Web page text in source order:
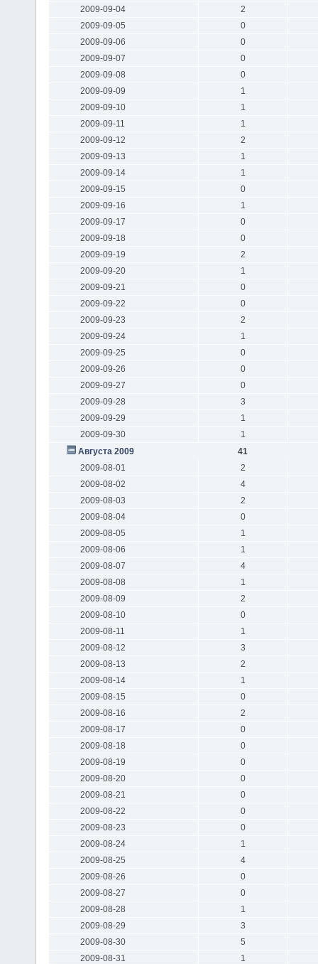
2009-09-04
2
2009-09-05
0
2009-09-06
0
2009-09-07
0
2009-09-08
0
2009-09-09
1
2009-09-10
1
2009-09-11
1
2009-09-12
2
2009-09-13
1
2009-09-14
1
2009-09-15
0
2009-09-16
1
2009-09-17
0
2009-09-18
0
2009-09-19
2
2009-09-20
1
2009-09-21
0
2009-09-22
0
2009-09-23
2
2009-09-24
1
2009-09-25
0
2009-09-26
0
2009-09-27
0
2009-09-28
3
2009-09-29
1
2009-09-30
1
Августа 2009
41
2009-08-01
2
2009-08-02
4
2009-08-03
2
2009-08-04
0
2009-08-05
1
2009-08-06
1
2009-08-07
4
2009-08-08
1
2009-08-09
2
2009-08-10
0
2009-08-11
1
2009-08-12
3
2009-08-13
2
2009-08-14
1
2009-08-15
0
2009-08-16
2
2009-08-17
0
2009-08-18
0
2009-08-19
0
2009-08-20
0
2009-08-21
0
2009-08-22
0
2009-08-23
0
2009-08-24
1
2009-08-25
4
2009-08-26
0
2009-08-27
0
2009-08-28
1
2009-08-29
3
2009-08-30
5
2009-08-31
1